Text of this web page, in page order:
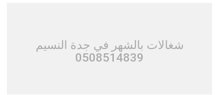
شغالات بالشهر في جدة النسيم
0508514839